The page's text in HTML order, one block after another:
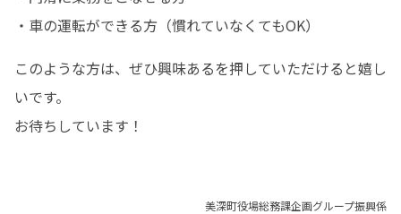
・車の運転ができる方（慣れていなくてもOK）
このような方は、ぜひ興味あるを押していただけると嬉し
いです。
お待ちしています！
美深町役場総務課企画グループ振興係